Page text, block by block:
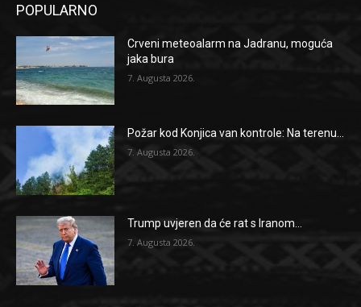
POPULARNO
Crveni meteoalarm na Jadranu, moguća
jaka bura
7. Augusta 2026.
Požar kod Konjica van kontrole: Na terenu...
7. Augusta 2026.
Trump uvjeren da će rat s Iranom...
7. Augusta 2026.